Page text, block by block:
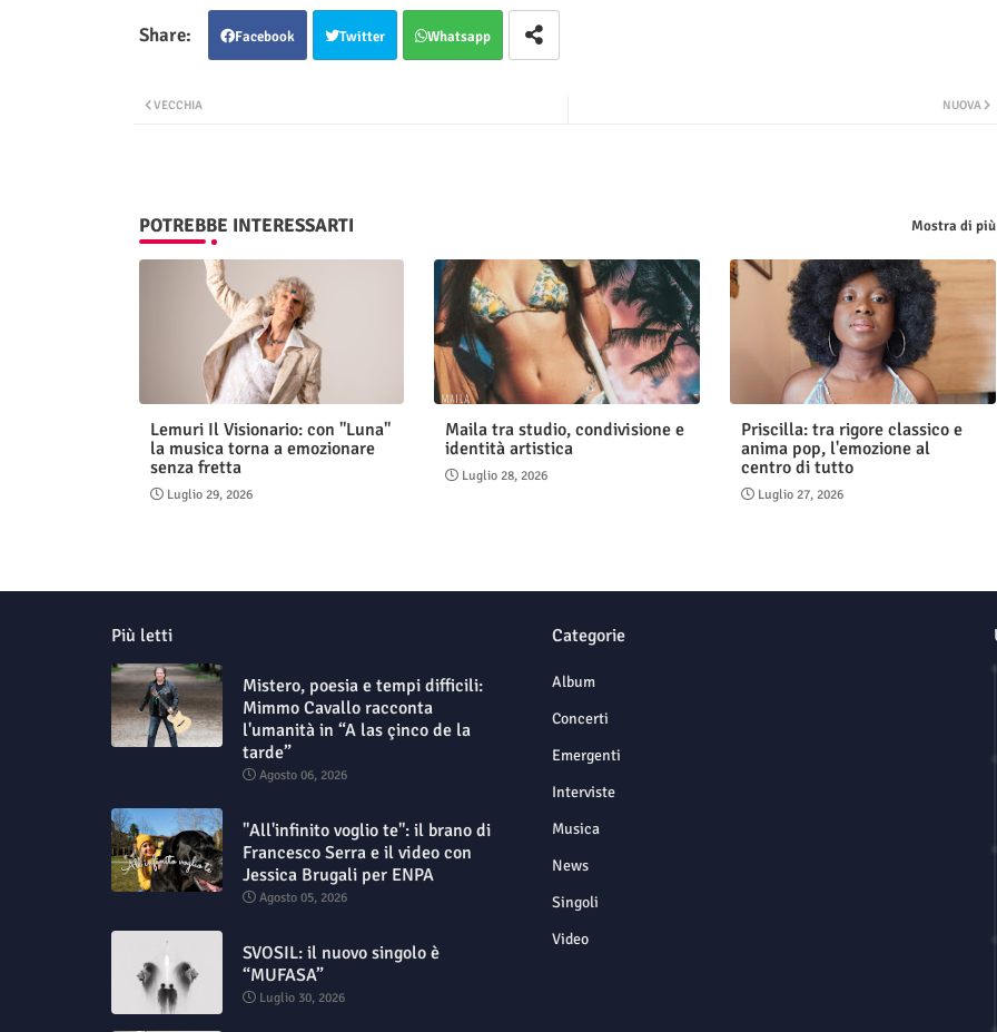
Facebook Twitter Whatsapp
NUOVA
VECCHIA
POTREBBE INTERESSARTI Mostra di più
Lemuri Il Visionario: con "Luna"
la musica torna a emozionare
senza fretta
Luglio 29, 2026
Maila tra studio, condivisione e
identità artistica
Luglio 28, 2026
Priscilla: tra rigore classico e
anima pop, l'emozione al
centro di tutto
Luglio 27, 2026
Più letti
Mistero, poesia e tempi difficili:
Mimmo Cavallo racconta
l'umanità in “A las çinco de la
tarde”
Agosto 06, 2026
"All'infinito voglio te": il brano di
Francesco Serra e il video con
Jessica Brugali per ENPA
Agosto 05, 2026
SVOSIL: il nuovo singolo è
“MUFASA”
Luglio 30, 2026
Categorie
Album
Concerti
Emergenti
Interviste
Musica
News
Singoli
Video